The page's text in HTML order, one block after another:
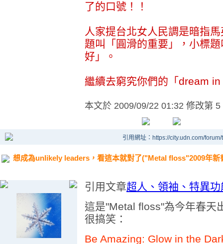
了的口號！！
人家提台北女人民調是暗指
題叫「圓滑的重要」，小標
好」。
繼續去窮究你們的「dream
本文於 2009/09/22 01:32 修改第 5
引用網址：https://city.udn.com/
想成為unlikely leaders，看這本就對了("Metal floss"2009年新
引用文章超人、領袖、特異
這是"Metal floss"為今年春天
很搞笑：
Be Amazing: Glow in the